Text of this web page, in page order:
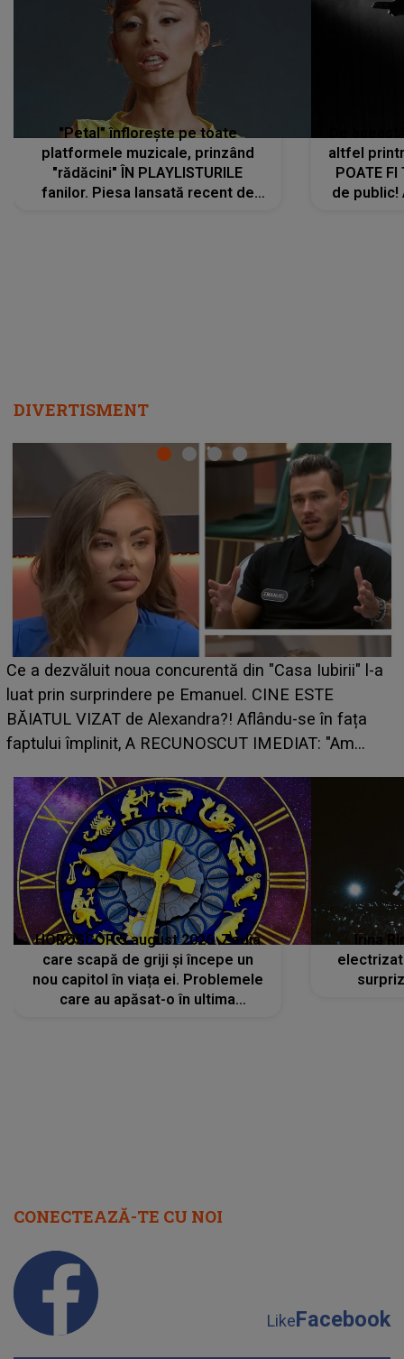
"Petal" înflorește pe toate
platformele muzicale, prinzând
"rădăcini" ÎN PLAYLISTURILE
fanilor. Piesa lansată recent de
altfel
POATE FI
de public!
DIVERTISMENT
HOROSCOP 7 august 2026. Zodia care intră într-o
perioadă marcată de încercări. Problemele se adună
din toate părțile, iar o veste neașteptată îi dă planurile
peste cap
HOROSCOP 5 august 2026. Zodia
care scapă de griji și începe un
nou capitol în viața ei. Problemele
care au apăsat-o în ultima
Irina
CONECTEAZĂ-TE CU NOI
LikeFacebook